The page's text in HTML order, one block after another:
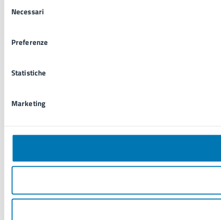
delNecessari
Preferenze
Statistiche
Marketing